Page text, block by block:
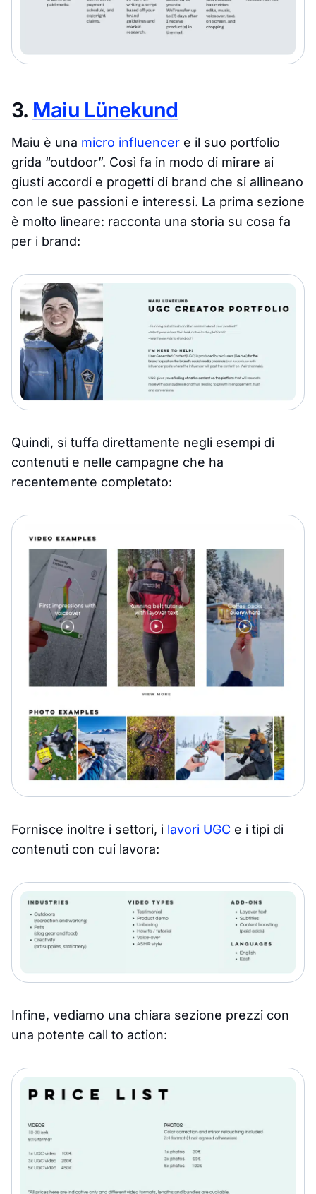
3. Maiu Lünekund
Maiu è una micro influencer e il suo portfolio
grida “outdoor”. Così fa in modo di mirare ai
giusti accordi e progetti di brand che si allineano
con le sue passioni e interessi. La prima sezione
è molto lineare: racconta una storia su cosa fa
per i brand:
Quindi, si tuffa direttamente negli esempi di
contenuti e nelle campagne che ha
recentemente completato:
Fornisce inoltre i settori, i lavori UGC e i tipi di
contenuti con cui lavora:
Infine, vediamo una chiara sezione prezzi con
una potente call to action: